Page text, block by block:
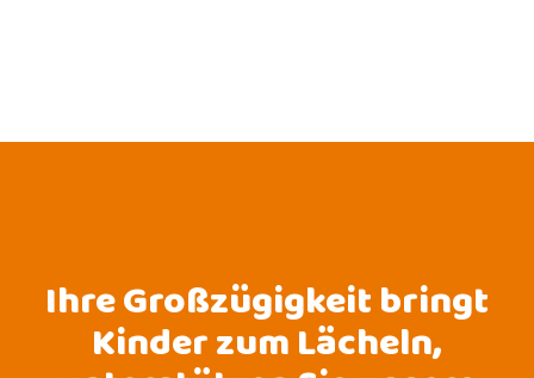
Ihre Großzügigkeit bringt
Kinder zum Lächeln,